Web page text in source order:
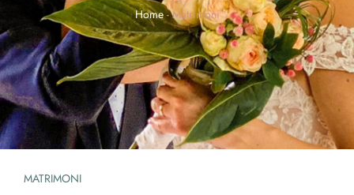
Home-Matrimoni
MATRIMONI